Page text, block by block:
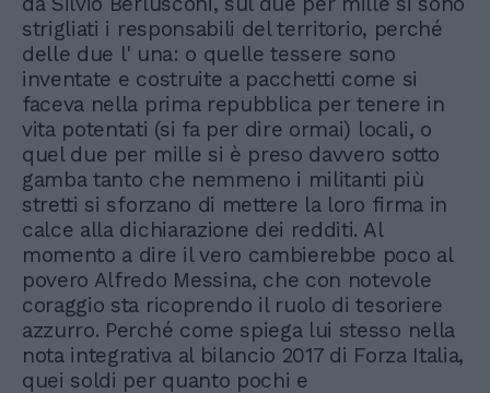
strigliati i responsabili del territorio, perché
delle due l' una: o quelle tessere sono
inventate e costruite a pacchetti come si
faceva nella prima repubblica per tenere in
vita potentati (si fa per dire ormai) locali, o
quel due per mille si è preso davvero sotto
gamba tanto che nemmeno i militanti più
stretti si sforzano di mettere la loro firma in
calce alla dichiarazione dei redditi. Al
momento a dire il vero cambierebbe poco al
povero Alfredo Messina, che con notevole
coraggio sta ricoprendo il ruolo di tesoriere
azzurro. Perché come spiega lui stesso nella
nota integrativa al bilancio 2017 di Forza Italia,
quei soldi per quanto pochi e